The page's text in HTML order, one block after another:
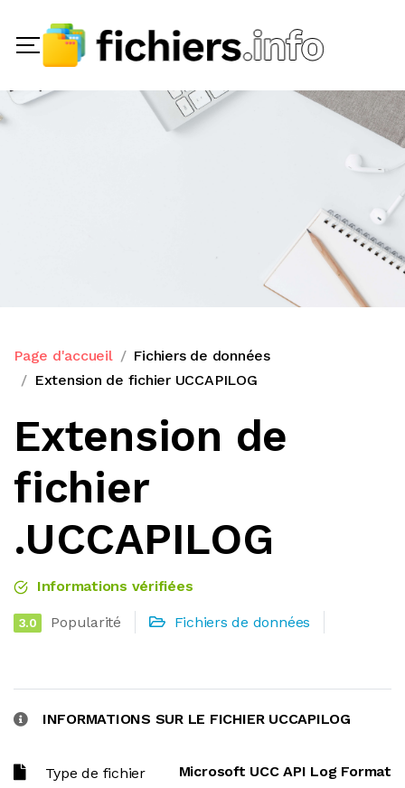
Page d'accueil
Fichiers de données
Extension de fichier UCCAPILOG
Extension de
fichier
.UCCAPILOG
Informations vérifiées
3.0 Popularité Fichiers de données
INFORMATIONS SUR LE FICHIER UCCAPILOG
Type de fichier Microsoft UCC API Log Format